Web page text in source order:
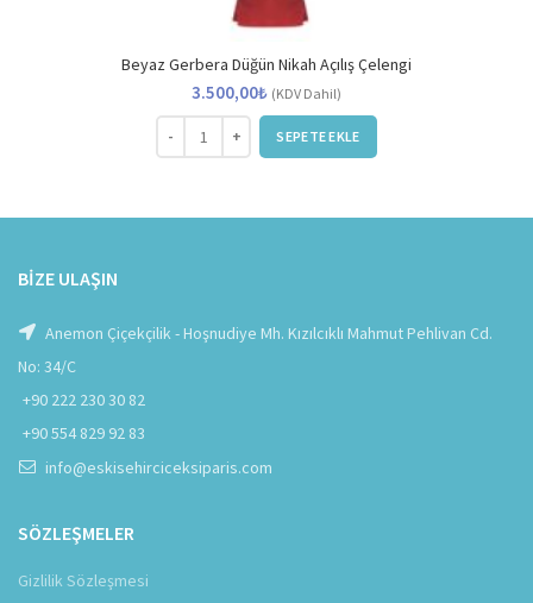
Beyaz Gerbera Düğün Nikah Açılış Çelengi
3.500,00₺ (KDV Dahil)
Beyaz Gerbera Düğün Nikah Açılış Çelengi adet
SEPETE EKLE
BIZE ULAŞIN
Anemon Çiçekçilik - Hoşnudiye Mh. Kızılcıklı Mahmut Pehlivan Cd.
No: 34/C
+90 222 230 30 82
+90 554 829 92 83
info@eskisehirciceksiparis.com
SÖZLEŞMELER
Gizlilik Sözleşmesi